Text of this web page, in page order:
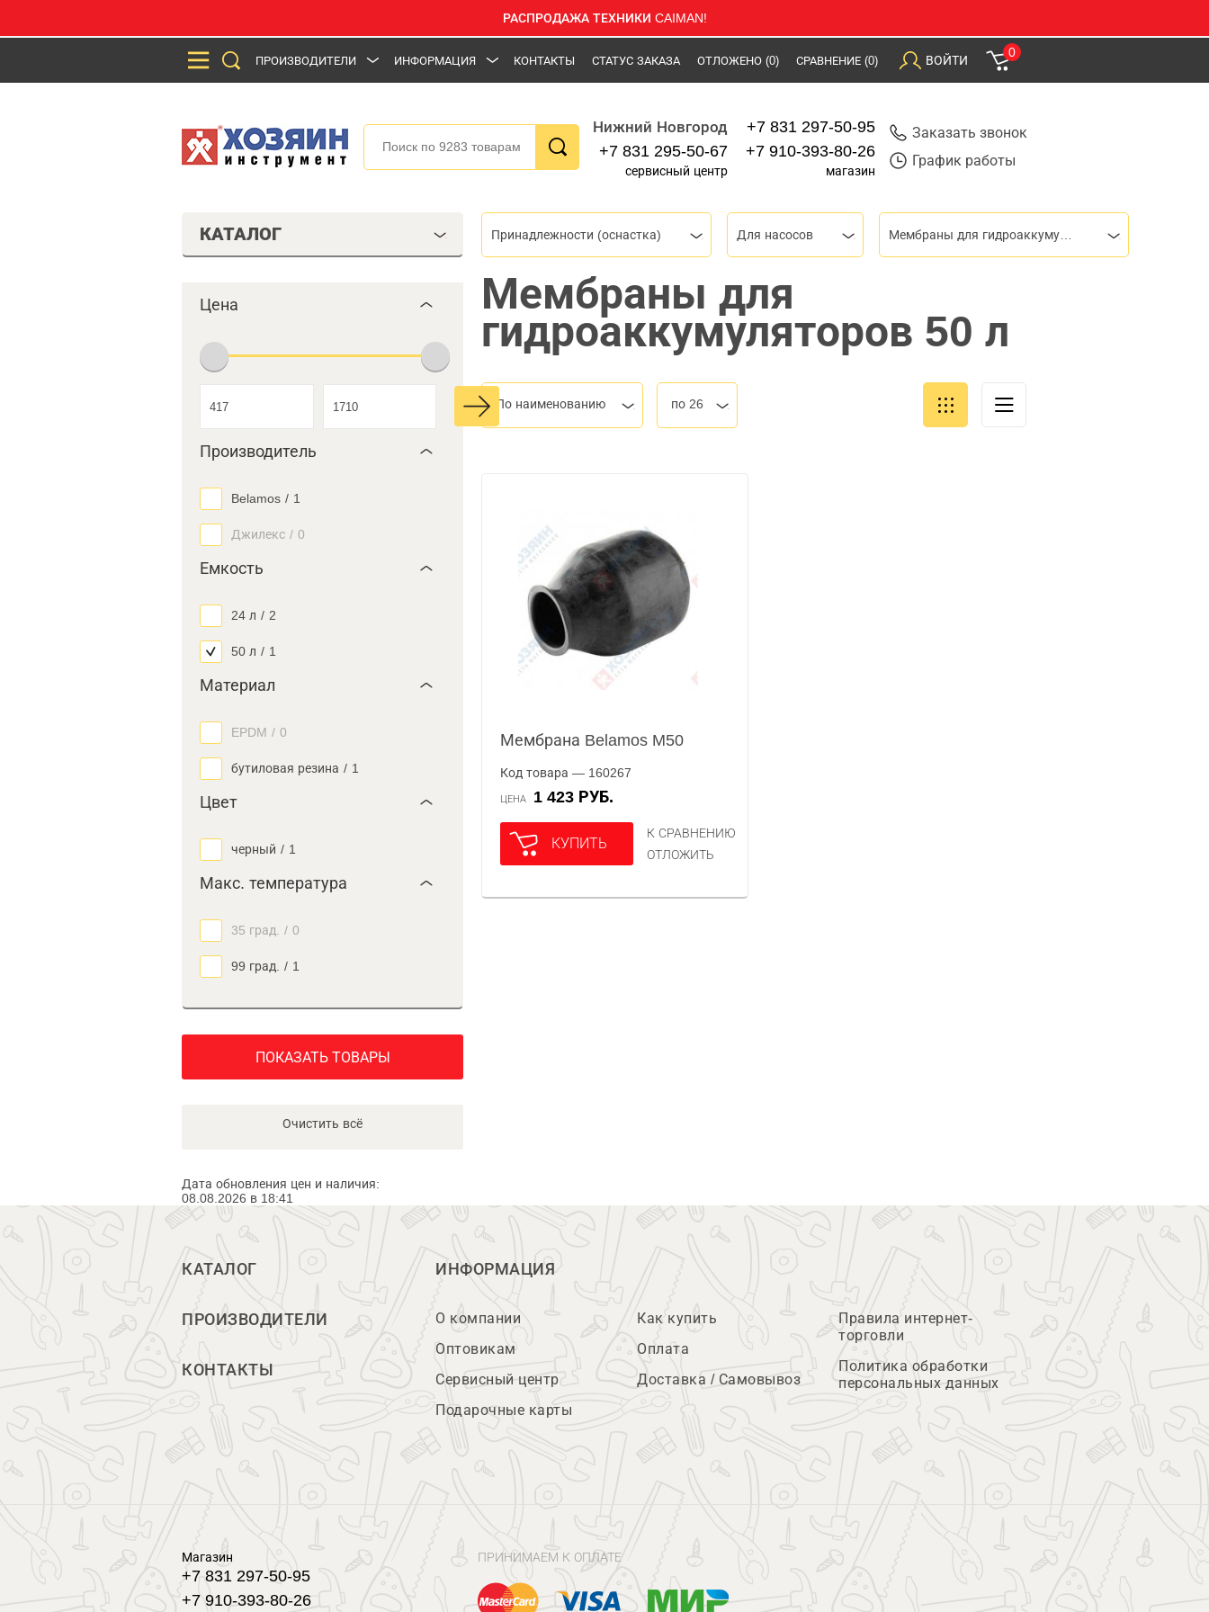
РАСПРОДАЖА ТЕХНИКИ CAIMAN!
ПРОИЗВОДИТЕЛИ ИНФОРМАЦИЯ КОНТАКТЫ СТАТУС ЗАКАЗА ОТЛОЖЕНО (0) СРАВНЕНИЕ (0) ВОЙТИ
0
Нижний Новгород
+7 831 295-50-67
сервисный центр
+7 831 297-50-95
+7 910-393-80-26
магазин
Заказать звонок
График работы
КАТАЛОГ
Цена
Производитель
Belamos / 1
Джилекс / 0
Емкость
24 л / 2
50 л / 1
Материал
EPDM / 0
бутиловая резина / 1
Цвет
черный / 1
Макс. температура
35 град. / 0
99 град. / 1
ПОКАЗАТЬ ТОВАРЫ
Очистить всё
Дата обновления цен и наличия:
08.08.2026 в 18:41
Принадлежности (оснастка) Для насосов
Мембраны для
гидроаккумуляторов 50 л
По наименованию по 26
Мембрана Belamos M50
Код товара — 160267
ЦЕНА 1 423 РУБ.
КУПИТЬ
К СРАВНЕНИЮ
ОТЛОЖИТЬ
КАТАЛОГ
ПРОИЗВОДИТЕЛИ
КОНТАКТЫ
ИНФОРМАЦИЯ
О компании
Оптовикам
Сервисный центр
Подарочные карты
Как купить
Оплата
Доставка / Самовывоз
Правила интернет-
торговли
Политика обработки
персональных данных
Магазин
+7 831 297-50-95
+7 910-393-80-26
ПРИНИМАЕМ К ОПЛАТЕ